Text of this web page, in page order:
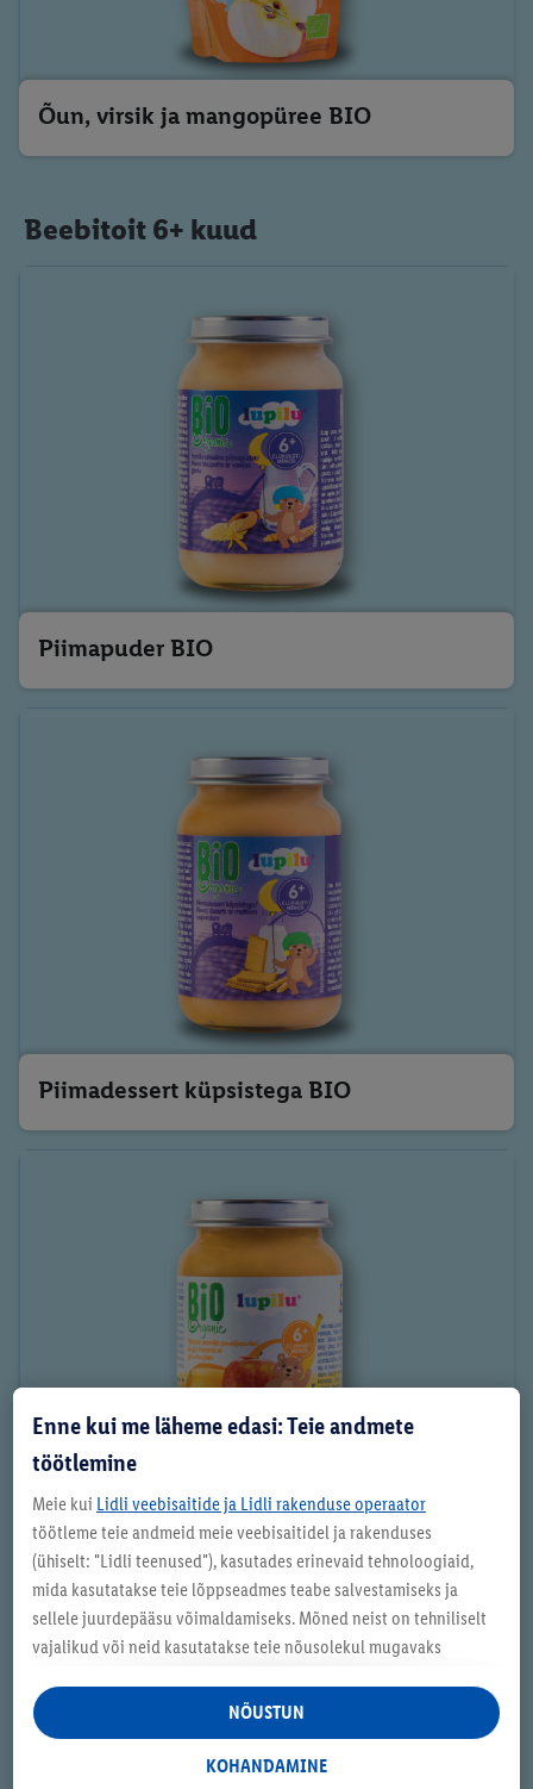
Õun, virsik ja mangopüree BIO
Beebitoit 6+ kuud
Piimapuder BIO
Piimadessert küpsistega BIO
Täistera puuviljapuder BIO
Beebitoit 8+ kuud
Enne kui me läheme edasi: Teie andmete
töötlemine
Meie kui Lidli veebisaitide ja Lidli rakenduse operaator
töötleme teie andmeid meie veebisaitidel ja rakenduses
(ühiselt: "Lidli teenused"), kasutades erinevaid tehnoloogiaid,
mida kasutatakse teie lõppseadmes teabe salvestamiseks ja
sellele juurdepääsu võimaldamiseks. Mõned neist on tehniliselt
vajalikud või neid kasutatakse teie nõusolekul mugavaks
reklaamiks Lidli teenustes ja väljaspool neid. Kui olete Lidl Plus
programmis osaleja, töödeldakse nendel eesmärkidel ka teie
poeostude käitumise andmeid.KOHANDAMINE
NÕUSTUN